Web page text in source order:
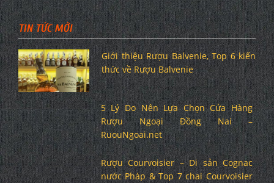
TIN TỨC MỚI
Giới thiệu Rượu Balvenie, Top 6 kiến
thức về Rượu Balvenie
5 Lý Do Nên Lựa Chọn Cửa Hàng
Rượu Ngoại Đồng Nai –
RuouNgoai.net
Rượu Courvoisier – Di sản Cognac
nước Pháp & Top 7 chai Courvoisier